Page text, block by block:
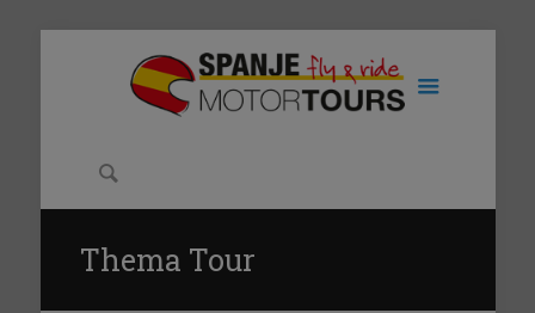
Thema Tour